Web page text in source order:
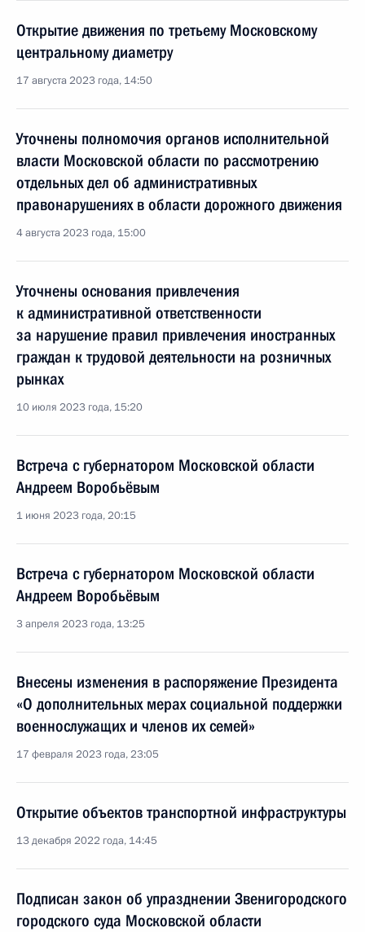
Открытие движения по третьему Московскому
центральному диаметру
17 августа 2023 года, 14:50
Уточнены полномочия органов исполнительной
власти Московской области по рассмотрению
отдельных дел об административных
правонарушениях в области дорожного движения
4 августа 2023 года, 15:00
Уточнены основания привлечения
к административной ответственности
за нарушение правил привлечения иностранных
граждан к трудовой деятельности на розничных
рынках
10 июля 2023 года, 15:20
Встреча с губернатором Московской области
Андреем Воробьёвым
1 июня 2023 года, 20:15
Встреча с губернатором Московской области
Андреем Воробьёвым
3 апреля 2023 года, 13:25
Внесены изменения в распоряжение Президента
«О дополнительных мерах социальной поддержки
военнослужащих и членов их семей»
17 февраля 2023 года, 23:05
Открытие объектов транспортной инфраструктуры
13 декабря 2022 года, 14:45
Подписан закон об упразднении Звенигородского
городского суда Московской области